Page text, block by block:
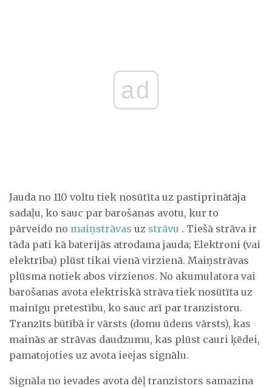
ad
Jauda no 110 voltu tiek nosūtīta uz pastiprinātāja
sadaļu, ko sauc par barošanas avotu, kur to
pārveido no maiņstrāvas uz strāvu . Tiešā strāva ir
tāda pati kā baterijās atrodama jauda; Elektroni (vai
elektrība) plūst tikai vienā virzienā. Maiņstrāvas
plūsma notiek abos virzienos. No akumulatora vai
barošanas avota elektriskā strāva tiek nosūtīta uz
mainīgu pretestību, ko sauc arī par tranzistoru.
Tranzīts būtībā ir vārsts (domu ūdens vārsts), kas
mainās ar strāvas daudzumu, kas plūst cauri ķēdei,
pamatojoties uz avota ieejas signālu.
Signāla no ievades avota dēļ tranzistors samazina